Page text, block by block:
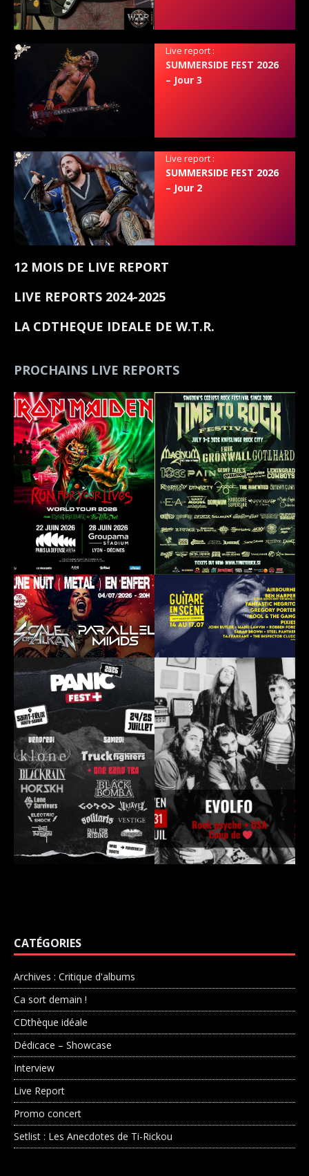
Live report :
SUMMERSIDE FEST 2026
– Jour 3
Live report :
SUMMERSIDE FEST 2026
– Jour 2
12 MOIS DE LIVE REPORT
LIVE REPORTS 2024-2025
LA CDTHEQUE IDEALE DE W.T.R.
PROCHAINS LIVE REPORTS
CATÉGORIES
Archives : Critique d'albums
Ca sort demain !
CDthèque idéale
Dédicace – Showcase
Interview
Live Report
Promo concert
Setlist : Les Anecdotes de Ti-Rickou